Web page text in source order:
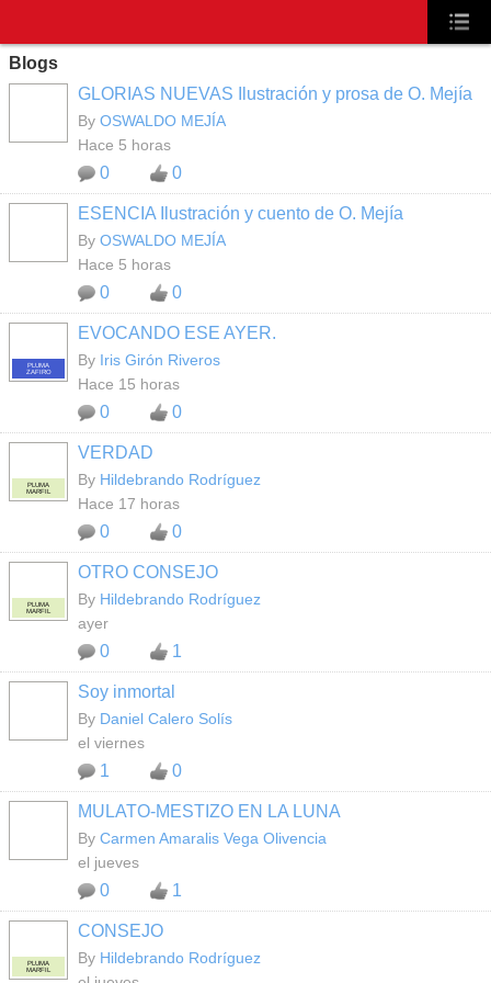
Blogs
GLORIAS NUEVAS Ilustración y prosa de O. Mejía
By OSWALDO MEJÍA
Hace 5 horas
0 0
ESENCIA Ilustración y cuento de O. Mejía
By OSWALDO MEJÍA
Hace 5 horas
0 0
PLUMA
ZAFIRO
EVOCANDO ESE AYER.
By Iris Girón Riveros
Hace 15 horas
0 0
PLUMA
MARFIL
VERDAD
By Hildebrando Rodríguez
Hace 17 horas
0 0
PLUMA
MARFIL
OTRO CONSEJO
By Hildebrando Rodríguez
ayer
0 1
Soy inmortal
By Daniel Calero Solís
el viernes
1 0
MULATO-MESTIZO EN LA LUNA
By Carmen Amaralis Vega Olivencia
el jueves
0 1
PLUMA
MARFIL
CONSEJO
By Hildebrando Rodríguez